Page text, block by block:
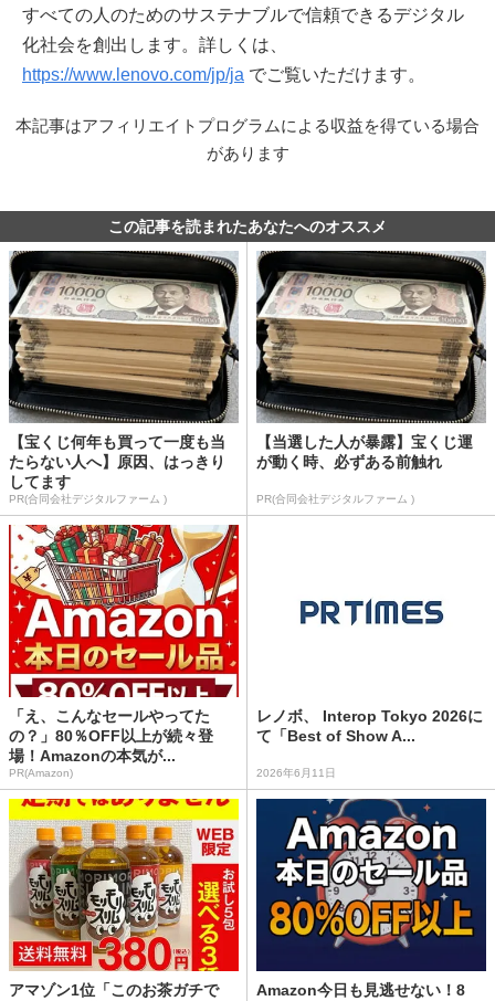
すべての人のためのサステナブルで信頼できるデジタル
化社会を創出します。詳しくは、
https://www.lenovo.com/jp/ja でご覧いただけます。
本記事はアフィリエイトプログラムによる収益を得ている場合
があります
この記事を読まれたあなたへのオススメ
【宝くじ何年も買って一度も当
たらない人へ】原因、はっきり
してます
PR(合同会社デジタルファーム )
【当選した人が暴露】宝くじ運
が動く時、必ずある前触れ
PR(合同会社デジタルファーム )
「え、こんなセールやってた
の？」80％OFF以上が続々登
場！Amazonの本気が...
PR(Amazon)
レノボ、 Interop Tokyo 2026に
て「Best of Show A...
2026年6月11日
アマゾン1位「このお茶ガチで
Amazon今日も見逃せない！8